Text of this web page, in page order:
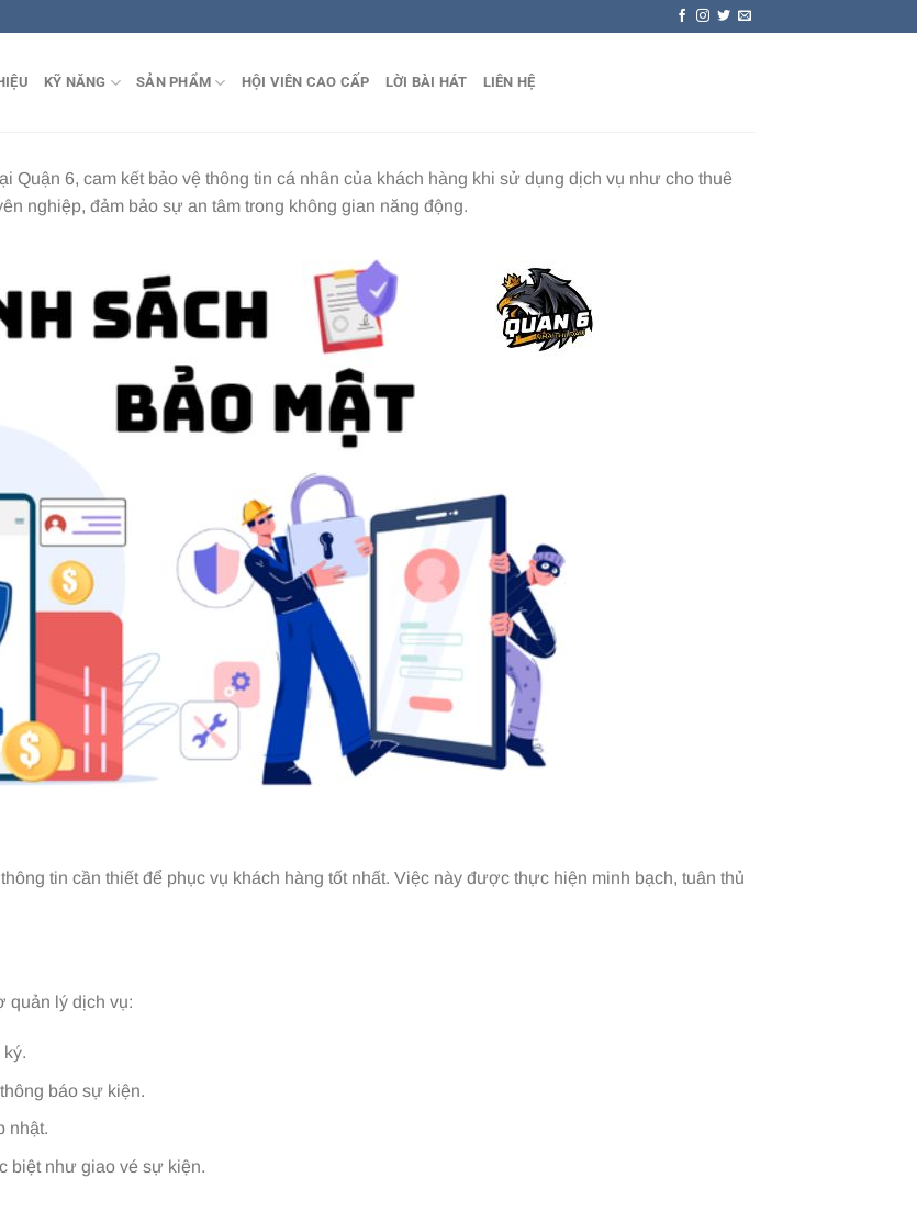
KỸ NĂNG SẢN PHẨM HỘI VIÊN CAO CẤP LỜI BÀI HÁT LIÊN HỆ
Quận 6, cam kết bảo vệ thông tin cá nhân của khách hàng khi sử dụng dịch vụ như cho thuê
nghiệp, đảm bảo sự an tâm trong không gian năng động.
tin cần thiết để phục vụ khách hàng tốt nhất. Việc này được thực hiện minh bạch, tuân thủ
quản lý dịch vụ:
báo sự kiện.
nhật.
biệt như giao vé sự kiện.